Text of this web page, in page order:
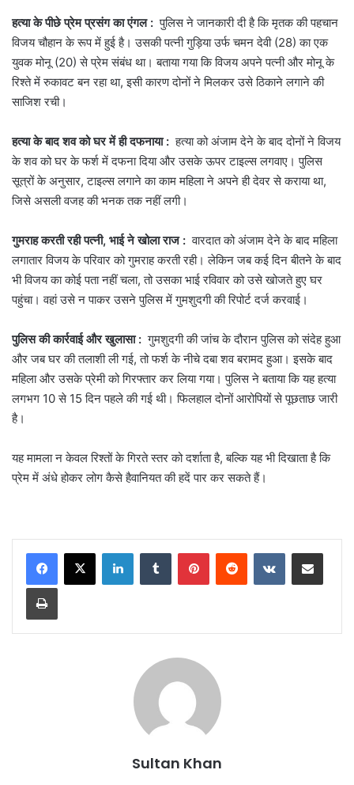
हत्या के पीछे प्रेम प्रसंग का एंगल : पुलिस ने जानकारी दी है कि मृतक की पहचान
विजय चौहान के रूप में हुई है। उसकी पत्नी गुड़िया उर्फ चमन देवी (28) का एक
युवक मोनू (20) से प्रेम संबंध था। बताया गया कि विजय अपने पत्नी और मोनू के
रिश्ते में रुकावट बन रहा था, इसी कारण दोनों ने मिलकर उसे ठिकाने लगाने की
साजिश रची।
हत्या के बाद शव को घर में ही दफनाया : हत्या को अंजाम देने के बाद दोनों ने विजय
के शव को घर के फर्श में दफना दिया और उसके ऊपर टाइल्स लगवाए। पुलिस
सूत्रों के अनुसार, टाइल्स लगाने का काम महिला ने अपने ही देवर से कराया था,
जिसे असली वजह की भनक तक नहीं लगी।
गुमराह करती रही पत्नी, भाई ने खोला राज : वारदात को अंजाम देने के बाद महिला
लगातार विजय के परिवार को गुमराह करती रही। लेकिन जब कई दिन बीतने के बाद
भी विजय का कोई पता नहीं चला, तो उसका भाई रविवार को उसे खोजते हुए घर
पहुंचा। वहां उसे न पाकर उसने पुलिस में गुमशुदगी की रिपोर्ट दर्ज करवाई।
पुलिस की कार्रवाई और खुलासा : गुमशुदगी की जांच के दौरान पुलिस को संदेह हुआ
और जब घर की तलाशी ली गई, तो फर्श के नीचे दबा शव बरामद हुआ। इसके बाद
महिला और उसके प्रेमी को गिरफ्तार कर लिया गया। पुलिस ने बताया कि यह हत्या
लगभग 10 से 15 दिन पहले की गई थी। फिलहाल दोनों आरोपियों से पूछताछ जारी
है।
यह मामला न केवल रिश्तों के गिरते स्तर को दर्शाता है, बल्कि यह भी दिखाता है कि
प्रेम में अंधे होकर लोग कैसे हैवानियत की हदें पार कर सकते हैं।
Sultan Khan